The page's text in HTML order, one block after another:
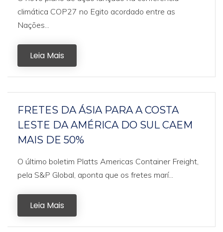
climática COP27 no Egito acordado entre as
Nações...
Leia Mais
FRETES DA ÁSIA PARA A COSTA
LESTE DA AMÉRICA DO SUL CAEM
MAIS DE 50%
O último boletim Platts Americas Container Freight,
pela S&P Global, aponta que os fretes marí...
Leia Mais